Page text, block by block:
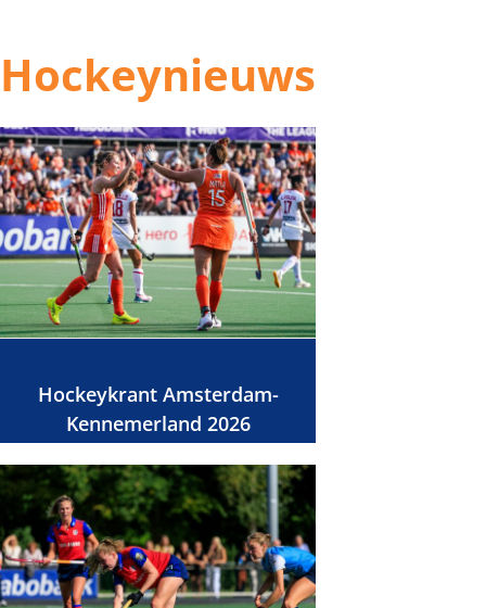
Hockeynieuws
Hockeykrant Amsterdam-
Kennemerland 2026